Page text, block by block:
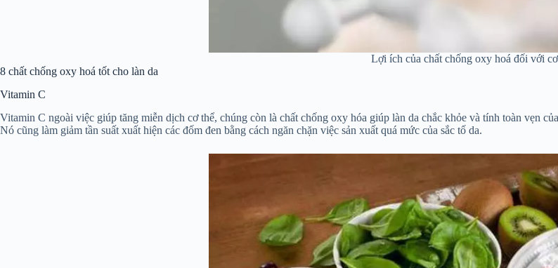
Lợi ích của chất chống oxy hoá đối với
8 chất chống oxy hoá tốt cho làn da
Vitamin C
Vitamin C ngoài việc giúp tăng miễn dịch cơ thể, chúng còn là chất chống oxy hóa giúp làn da chắc khỏe và tính toàn vẹn
Nó cũng làm giảm tần suất xuất hiện các đốm đen bằng cách ngăn chặn việc sản xuất quá mức của sắc tố da.